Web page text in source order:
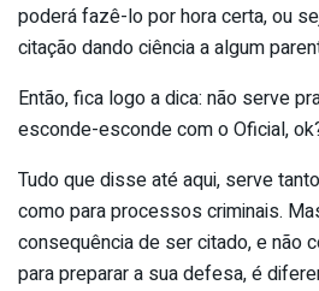
poderá fazê-lo por hora certa, ou
citação dando ciência a algum
Então, fica logo a dica: não serve
esconde-esconde com o Oficial,
Tudo que disse até aqui, serve
como para processos criminais.
consequência de ser citado, e não
para preparar a sua defesa, é